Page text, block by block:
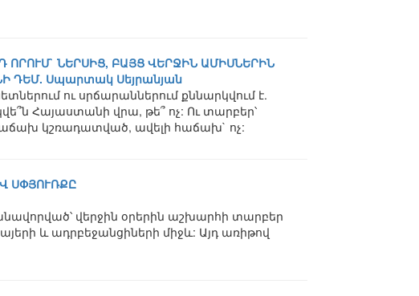
ՈՐՈՒՄ` ՆԵՐՍԻՑ, ԲԱՅՑ ՎԵՐՋԻՆ ԱՄԻՍՆԵՐԻՆ
ԴԵՄ. Սպարտակ Սեյրանյան
ու սրճարաններում քննարկվում է.
Հայաստանի վրա, թե՞ ոչ: Ու տարբեր՝
կշռադատված, ավելի հաճախ` ոչ:
ՍՓՅՈՒՌՔԸ
վերջին օրերին աշխարհի տարբեր
և ադրբեջանցիների միջև: Այդ առիթով